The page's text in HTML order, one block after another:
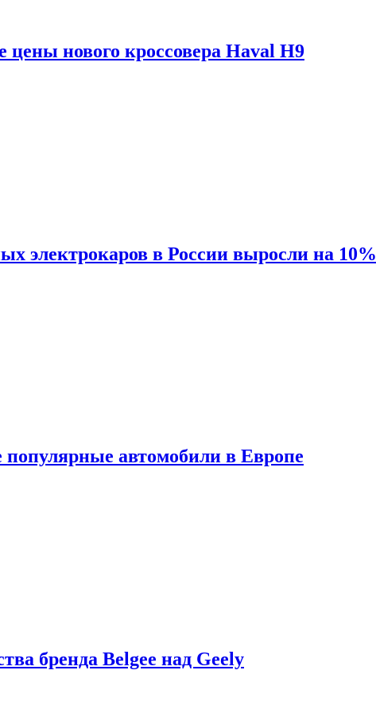
цены нового кроссовера Haval H9
электрокаров в России выросли на 10%
автомобили в Европе
бренда Belgee над Geely